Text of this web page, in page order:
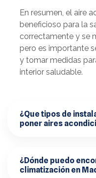
En resumen, el aire
beneficioso para la
correctamente y se
pero es importante
y tomar medidas
interior saludable.
¿Que tipos de
poner aires
¿Dónde puedo
climatización en